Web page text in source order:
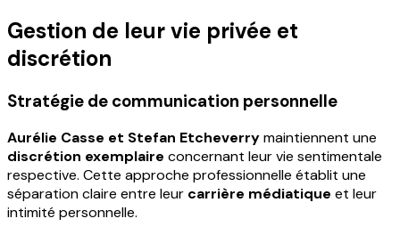
Gestion de leur vie privée et
discrétion
Stratégie de communication personnelle
Aurélie Casse et Stefan Etcheverrymaintiennent une
discrétion exemplaire concernant leur vie sentimentale
respective. Cette approche professionnelle établit une
séparation claire entre leur carrière médiatique et leur
intimité personnelle.